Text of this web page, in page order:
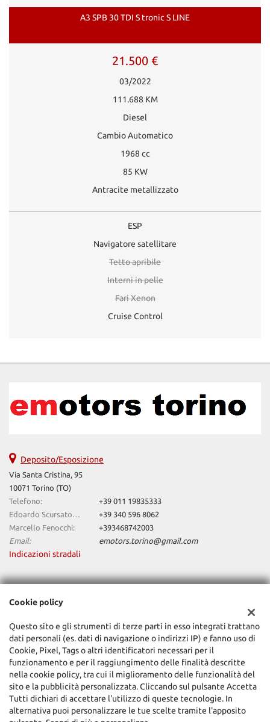
A3 SPB 30 TDI S tronic S LINE
21.500 €
03/2022
111.688 KM
Diesel
Cambio Automatico
1968 cc
85 KW
Antracite metallizzato
ESP
Navigatore satellitare
Tetto apribile
Interni in pelle
Fari Xenon
Cruise Control
Deposito/Esposizione
Via Santa Cristina, 95
10071 Torino (TO)
Telefono:
+39 011 19835333
Edoardo Scursatone:
+39 340 596 8062
Marcello Fenocchi:
+393468742003
Email:
emotors.torino@gmail.com
Indicazioni stradali
Dati fiscali:
Emotors Torino Snc
Via Artigiani 26 Balangero (To)
C.F/P.IVA:11514800017
Registro delle imprese:TO
Cookie policy
Questo sito e gli strumenti di terze parti in esso integrati trattano
dati personali (es. dati di navigazione o indirizzi IP) e fanno uso di
Cookie, Pixel, Tags o altri identificatori necessari per il
funzionamento e per il raggiungimento delle finalità descritte
nella cookie policy, tra cui il miglioramento delle funzionalità del
sito e la pubblicità personalizzata. Cliccando sul pulsante Accetta
Tutti dichiari di accettare l'utilizzo di queste tecnologie. In
alternativa puoi personalizzare le tue scelte tramite l'apposito